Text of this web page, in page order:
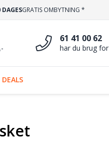
GRATIS OMBYTNING *
61 41 00 62
har du brug
DEALS